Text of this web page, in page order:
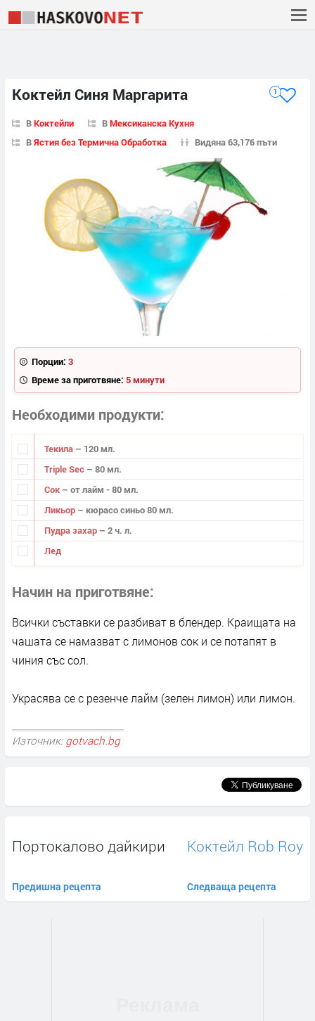
Коктейл Синя Маргарита 1
ВКоктейли ВМексиканска Кухня
ВЯстия без Термична Обработка Видяна 63,176 пъти
Порции: 3
Време за приготвяне: 5 минути
Необходими продукти
Текила – 120 мл.
Triple Sec – 80 мл.
Сок – от лайм - 80 мл.
Ликьор – кюрасо синьо 80 мл.
Пудра захар – 2 ч. л.
Лед
Начин на приготвяне
Всички съставки се разбиват в блендер. Краищата на
чашата се намазват с лимонов сок и се потапят в
чиния със сол.
Украсява се с резенче лайм (зелен лимон) или лимон.
Източник: gotvach.bg
Портокалово дайкири
Предишна рецепта
Коктейл Rob Roy
Следваща рецепта